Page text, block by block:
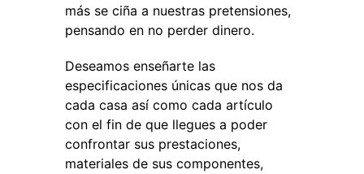
más se ciña a nuestras pretensiones,
pensando en no perder dinero.
Deseamos enseñarte las
especificaciones únicas que nos da
cada casa así como cada artículo
con el fin de que llegues a poder
confrontar sus prestaciones,
materiales de sus componentes,